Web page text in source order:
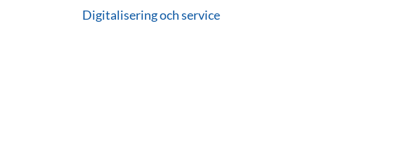
Digitalisering och service